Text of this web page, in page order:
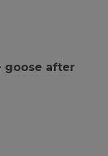
goose after